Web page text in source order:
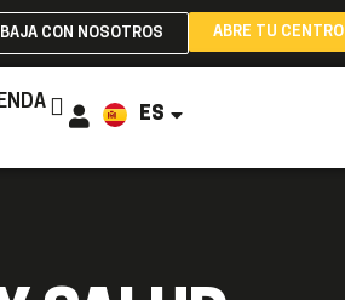
CON NOSOTROS ABRE TU CENTRO
ES
EN